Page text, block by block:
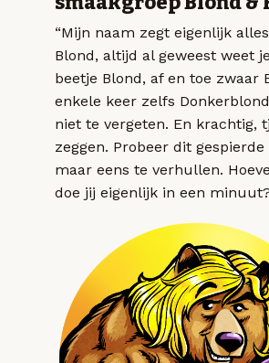
“Mijn naam zegt eigenlijk
Blond, altijd al geweest weet
beetje Blond, af en toe zwaar
enkele keer zelfs
niet te vergeten. En krachtig,
zeggen. Probeer dit
maar eens te verhullen.
doe jij eigenlijk in een